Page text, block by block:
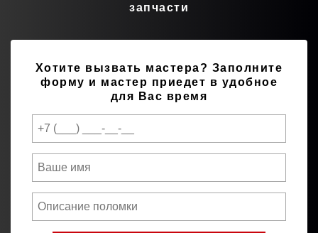
запчасти
Хотите вызвать мастера? Заполните
форму и мастер приедет в удобное
для Вас время